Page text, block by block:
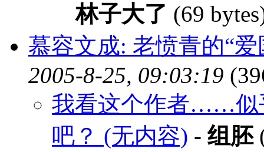
林子大了 (69
慕容文成: 老愤青的“
2005-8-25, 09:03:19
我看这个作者……似
吧？ (无内容) - 组胚